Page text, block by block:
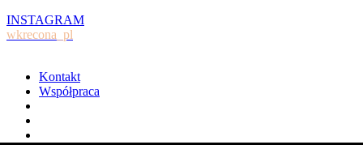
INSTAGRAM
wkrecona_pl
Kontakt
Współpraca